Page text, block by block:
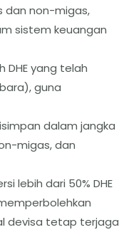
dan non-migas,
sistem keuangan
DHE yang telah
guna
dalam jangka
migas, dan
lebih dari 50% DHE
devisa tetap terjaga